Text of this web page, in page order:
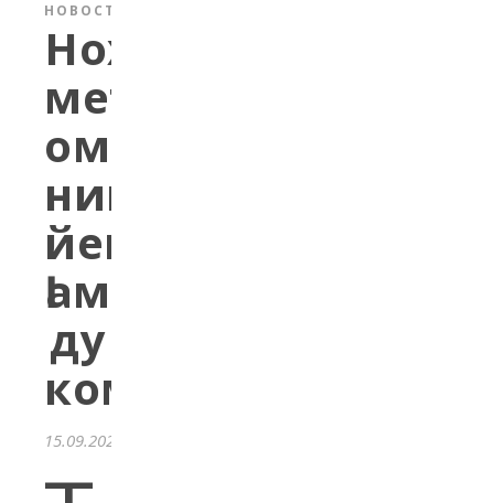
НОВОСТИ
Нохчийн
меттан
омографаш
нийса
йеша
Ӏамор
ду
компьютерна
15.09.2021